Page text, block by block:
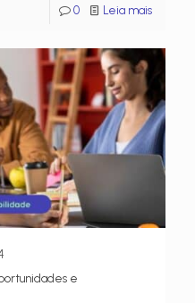
0 Leia mais
e